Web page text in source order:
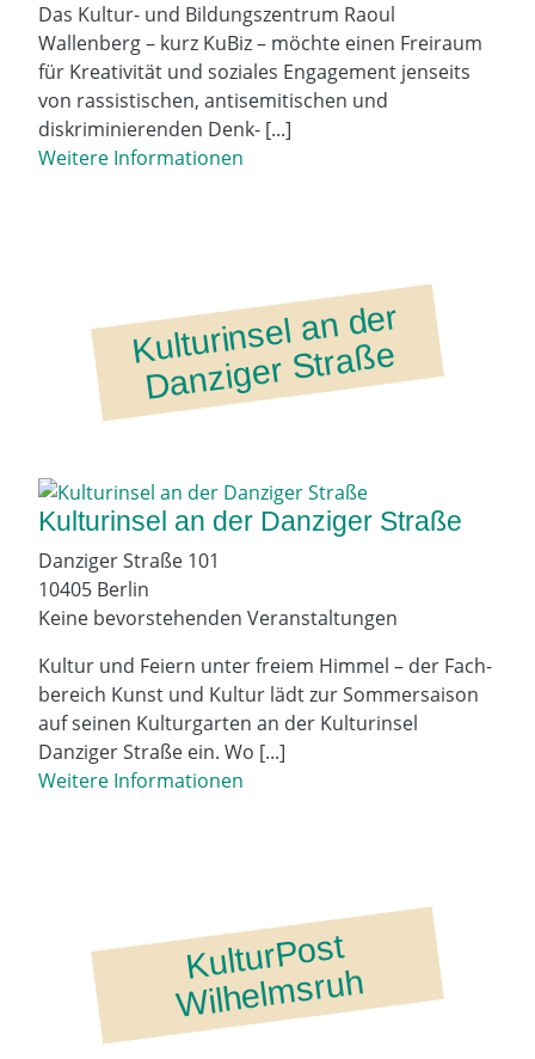
Das Kultur- und Bildungszentrum Raoul
Wallenberg – kurz KuBiz – möchte einen Freiraum
für Kreativität und soziales Engagement jenseits
von rassistischen, antisemitischen und
diskriminierenden Denk- [...]
Weitere Informationen
K
ult
uri
ns
el
a
n
d
er
D
a
nzi
g
er
Str
a
ß
e
Kulturinsel an der Danziger Straße
Danziger Straße 101
10405 Berlin
Keine bevorstehenden Veranstaltungen
Kultur und Feiern unter freiem Himmel – der Fach­
bereich Kunst und Kultur lädt zur Sommersaison
auf seinen Kultur­garten an der Kultur­insel
Danziger Straße ein. Wo [...]
Weitere Informationen
K
ult
ur
P
ost
Wil
h
el
msr
u
h